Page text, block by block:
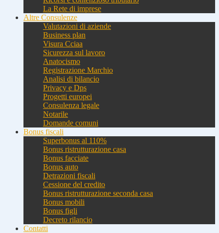
La Rete di imprese
Altre Consulenze
Valutazioni di aziende
Business plan
Visura Cciaa
Sicurezza sul lavoro
Anatocismo
Registrazione Marchio
Analisi di bilancio
Privacy e Dps
Progetti europei
Consulenza legale
Notarile
Domande comuni
Bonus fiscali
Superbonus al 110%
Bonus ristrutturazione casa
Bonus facciate
Bonus auto
Detrazioni fiscali
Cessione del credito
Bonus ristrutturazione seconda casa
Bonus mobili
Bonus figli
Decreto rilancio
Contatti